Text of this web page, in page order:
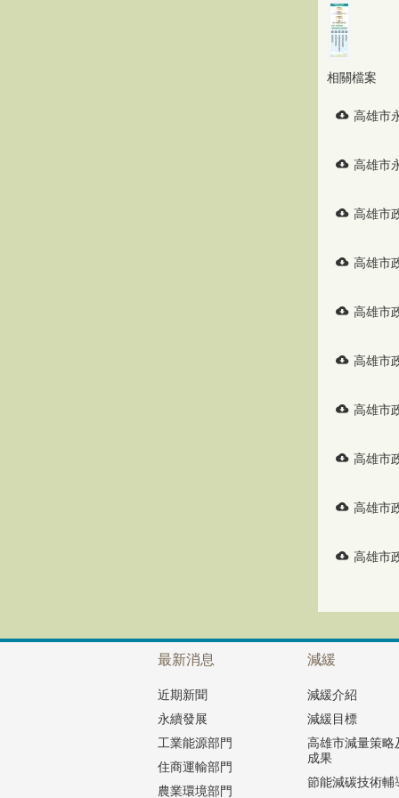
相關檔案
高雄市
高雄市
高雄市
高雄市
高雄市
高雄市
高雄市
高雄市
高雄市
高雄市
最新消息
近期新聞
永續發展
工業能源部門
住商運輸部門
農業環境部門
減緩
減緩介紹
減緩目標
高雄市減量策略
成果
節能減碳技術輔